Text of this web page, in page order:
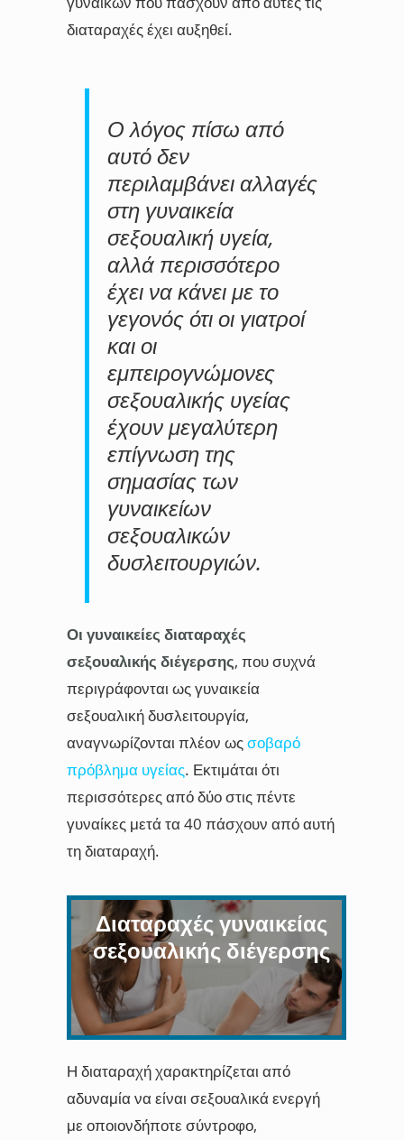
διαταραχές έχει αυξηθεί.
Ο λόγος πίσω από
αυτό δεν
περιλαμβάνει αλλαγές
στη γυναικεία
σεξουαλική υγεία,
αλλά περισσότερο
έχει να κάνει με το
γεγονός ότι οι γιατροί
και οι
εμπειρογνώμονες
σεξουαλικής υγείας
έχουν μεγαλύτερη
επίγνωση της
σημασίας των
γυναικείων
σεξουαλικών
δυσλειτουργιών.
Οι γυναικείες διαταραχές
σεξουαλικής διέγερσης, που συχνά
περιγράφονται ως γυναικεία
σεξουαλική δυσλειτουργία,
αναγνωρίζονται πλέον ως σοβαρό
πρόβλημα υγείας. Εκτιμάται ότι
περισσότερες από δύο στις πέντε
γυναίκες μετά τα 40 πάσχουν από αυτή
τη διαταραχή.
Διαταραχές γυναικείας
σεξουαλικής διέγερσης
Η διαταραχή χαρακτηρίζεται από
αδυναμία να είναι σεξουαλικά ενεργή
με οποιονδήποτε σύντροφο,